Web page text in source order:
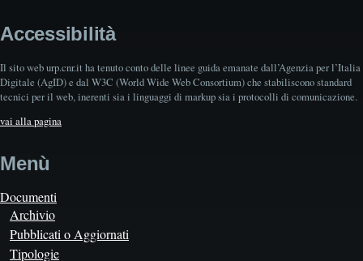
Accessibilità
Il sito web urp.cnr.it ha tenuto conto delle linee guida emanate dall’Agenzia per l’Italia
Digitale (AgID) e dal W3C (World Wide Web Consortium) che stabiliscono standard
tecnici per il web, inerenti sia i linguaggi di markup sia i protocolli di comunicazione.
vai alla pagina
Menù
Documenti
Archivio
Pubblicati o Aggiornati
Tipologie